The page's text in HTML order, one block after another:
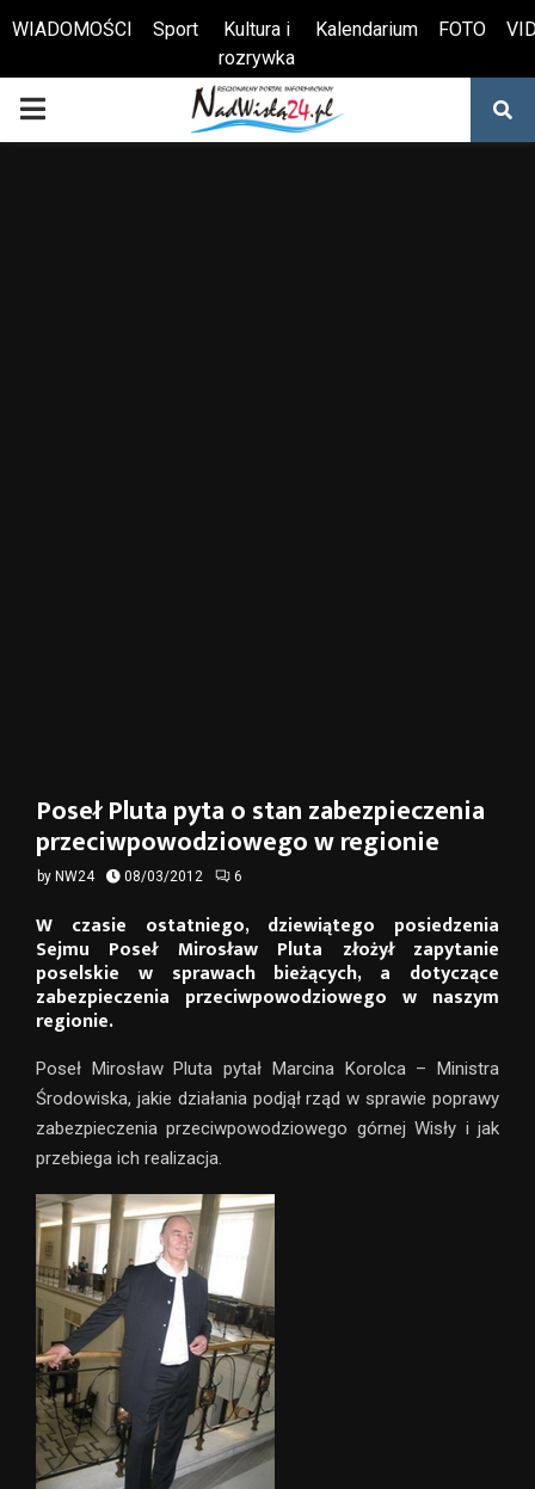
Otwórz pasek narzędzi
WIADOMOŚCI Sport
Kultura i
rozrywka
Kalendarium FOTO
PRIMARY
Poseł Pluta pyta o stan zabezpieczenia
przeciwpowodziowego w regionie
by NW24 08/03/2012 6
W czasie ostatniego, dziewiątego posiedzenia
Sejmu Poseł Mirosław Pluta złożył zapytanie
poselskie w sprawach bieżących, a dotyczące
zabezpieczenia przeciwpowodziowego w naszym
regionie.
Poseł Mirosław Pluta pytał Marcina Korolca – Ministra
Środowiska, jakie działania podjął rząd w sprawie poprawy
zabezpieczenia przeciwpowodziowego górnej Wisły i jak
przebiega ich realizacja.